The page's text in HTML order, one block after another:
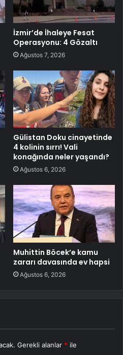
İzmir’de İhaleye Fesat
Operasyonu: 4 Gözaltı
Ağustos 7, 2026
Gülistan Doku cinayetinde
4 kolinin sırrı! Vali
konağında neler yaşandı?
Ağustos 6, 2026
Muhittin Böcek’e kamu
zararı davasında ev hapsi
Ağustos 6, 2026
Gerekli alanlar * ile